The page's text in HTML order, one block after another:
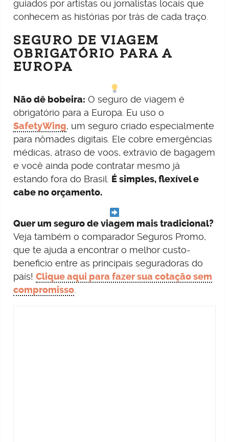
guiados por artistas ou jornalistas locais que
conhecem as histórias por trás de cada traço.
SEGURO DE VIAGEM
OBRIGATÓRIO PARA A
EUROPA
Não dê bobeira: O seguro de viagem é
obrigatório para a Europa. Eu uso o
SafetyWing, um seguro criado especialmente
para nômades digitais. Ele cobre emergências
médicas, atraso de voos, extravio de bagagem
e você ainda pode contratar mesmo já
estando fora do Brasil. É simples, flexível e
cabe no orçamento.
Quer um seguro de viagem mais tradicional?
Veja também o comparador Seguros Promo,
que te ajuda a encontrar o melhor custo-
beneficio entre as principais seguradoras do
país! Clique aqui para fazer sua cotação sem
compromisso.